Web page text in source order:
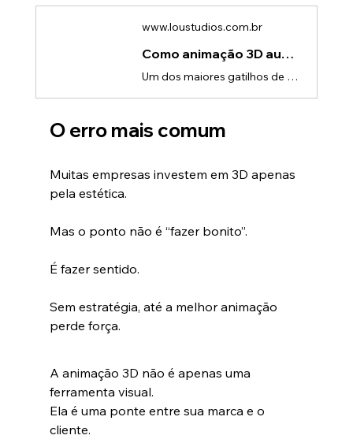
www.loustudios.com.br
Como animação 3D aumenta desejo e conexão com o produto
Um dos maiores gatilhos de compra não é a informação.É a imaginação.Quando um cliente consegue se ver usando um produto, a decisão deixa de ser racional e passa a ser emocional.E é exatamente aí que a animação 3D se torna uma ferramenta extremamente poderosa.O momento em que a venda aconteceA venda não acontece quando o cliente entende o produto.Ela acontece quando ele pensa:“Consigo me ver usando isso.”Esse é o ponto de virada — e a maioria das empresas não chega até ele.O problema das apresent
O erro mais comum
Muitas empresas investem em 3D apenas
pela estética.
Mas o ponto não é “fazer bonito”.
É fazer sentido.
Sem estratégia, até a melhor animação
perde força.
A animação 3D não é apenas uma
ferramenta visual.
Ela é uma ponte entre sua marca e o
cliente.